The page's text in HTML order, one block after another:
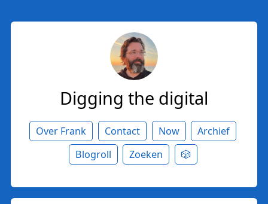
Digging the digital
Over Frank Contact Now
Archief
Blogroll
Zoeken 🎲